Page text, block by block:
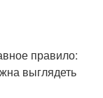
правило:
выглядеть